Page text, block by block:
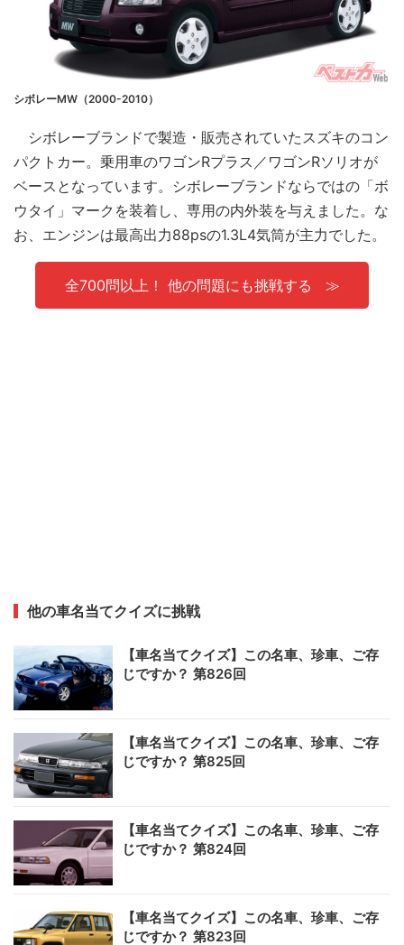
シボレーMW（2000-2010）
シボレーブランドで製造・販売されていたスズキのコン
パクトカー。乗用車のワゴンRプラス／ワゴンRソリオが
ベースとなっています。シボレーブランドならではの「ボ
ウタイ」マークを装着し、専用の内外装を与えました。な
お、エンジンは最高出力88psの1.3L4気筒が主力でした。
全700問以上！ 他の問題にも挑戦する
他の車名当てクイズに挑戦
【車名当てクイズ】この名車、珍車、ご存
じですか？ 第826回
【車名当てクイズ】この名車、珍車、ご存
じですか？ 第825回
【車名当てクイズ】この名車、珍車、ご存
じですか？ 第824回
【車名当てクイズ】この名車、珍車、ご存
じですか？ 第823回